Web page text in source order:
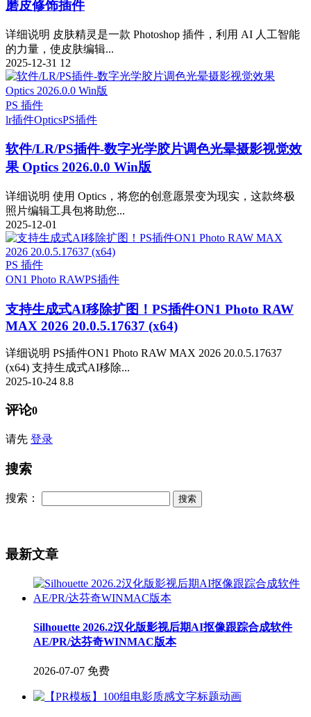
磨皮修饰插件
详细说明 皮肤精灵是一款 Photoshop 插件，利用 AI 人工智能
的力量，使皮肤编辑...
2025-12-31 12
PS 插件
lr插件OpticsPS插件
软件/LR/PS插件-数字光学胶片调色光晕摄影视觉效
果 Optics 2026.0.0 Win版
详细说明 使用 Optics，将您的创意愿景变为现实，这款终极
照片编辑工具包将助您...
2025-12-01
PS 插件
ON1 Photo RAWPS插件
支持生成式AI移除扩图！PS插件ON1 Photo RAW
MAX 2026 20.0.5.17637 (x64)
详细说明 PS插件ON1 Photo RAW MAX 2026 20.0.5.17637
(x64) 支持生成式AI移除...
2025-10-24 8.8
评论0
请先 登录
搜索
搜索：
最新文章
Silhouette 2026.2汉化版影视后期AI抠像跟踪合成软件
AE/PR/达芬奇WINMAC版本
2026-07-07 免费